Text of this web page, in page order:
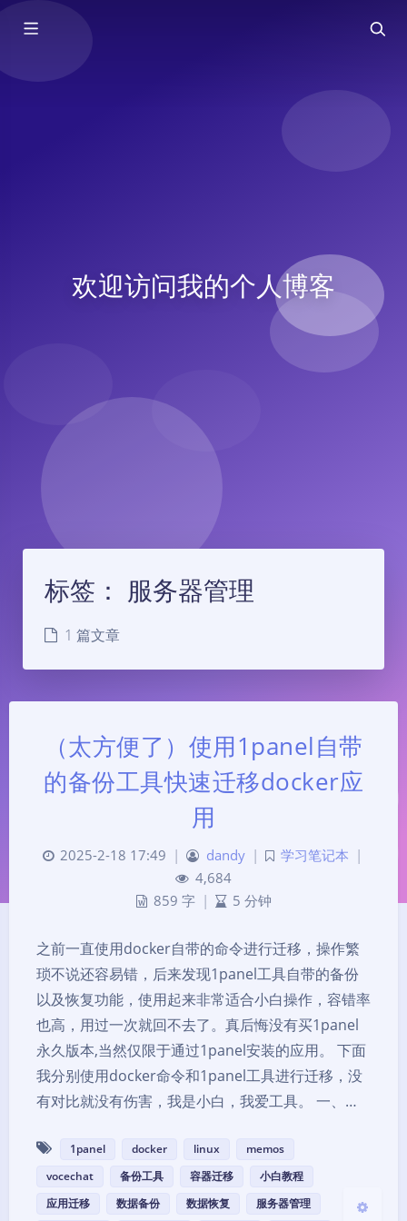
欢迎访问我的个人博客
夜间模式
Sans Serif
浅阴影 深阴影
标签： 服务器管理
1 篇文章
（太方便了）使用1panel自带
的备份工具快速迁移docker应
用
2025-2-18 17:49 | dandy | 学习笔记本 |
4,684
859 字 | 5 分钟
之前一直使用docker自带的命令进行迁移，操作繁
琐不说还容易错，后来发现1panel工具自带的备份
以及恢复功能，使用起来非常适合小白操作，容错率
也高，用过一次就回不去了。真后悔没有买1panel
永久版本,当然仅限于通过1panel安装的应用。 下面
我分别使用docker命令和1panel工具进行迁移，没
有对比就没有伤害，我是小白，我爱工具。 一、…
1panel docker linux
memos
vocechat
备份工具 容器迁移
小白教程
应用迁移
数据备份 数据恢复 服务器管理